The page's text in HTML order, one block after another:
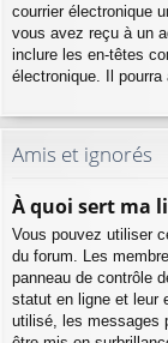
courrier électronique
vous avez reçu à un
inclure les en-têtes
électronique. Il pourra
Amis et ignorés
À quoi sert ma
Vous pouvez utiliser
du forum. Les
panneau de contrôle
statut en ligne et leur
utilisé, les messages